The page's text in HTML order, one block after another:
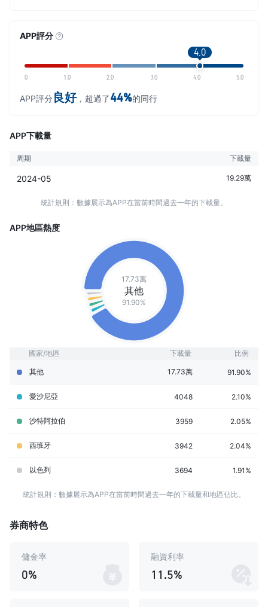
APP評分
4.0
0 1.0 2.0 3.0 4.0 5.0
APP評分良好，超過了44%的同行
APP下載量
周期 下載量
2024-05 19.29萬
統計規則：數據展示為APP在當前時間過去一年的下載量。
APP地區熱度
17.73萬
其他
91.90%
國家/地區 下載量 比例
其他 17.73萬 91.90%
愛沙尼亞 4048 2.10%
沙特阿拉伯 3959 2.05%
西班牙 3942 2.04%
以色列 3694 1.91%
統計規則：數據展示為APP在當前時間過去一年的下載量和地區佔比。
券商特色
傭金率
0%
融資利率
11.5%